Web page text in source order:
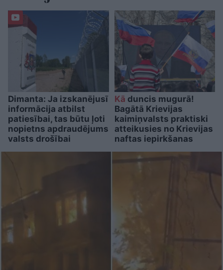
Dimanta: Ja izskanējusī
informācija atbilst
patiesībai, tas būtu ļoti
nopietns apdraudējums
valsts drošībai
Kā duncis mugurā!
Bagātā Krievijas
kaimiņvalsts praktiski
atteikusies no Krievijas
naftas iepirkšanas